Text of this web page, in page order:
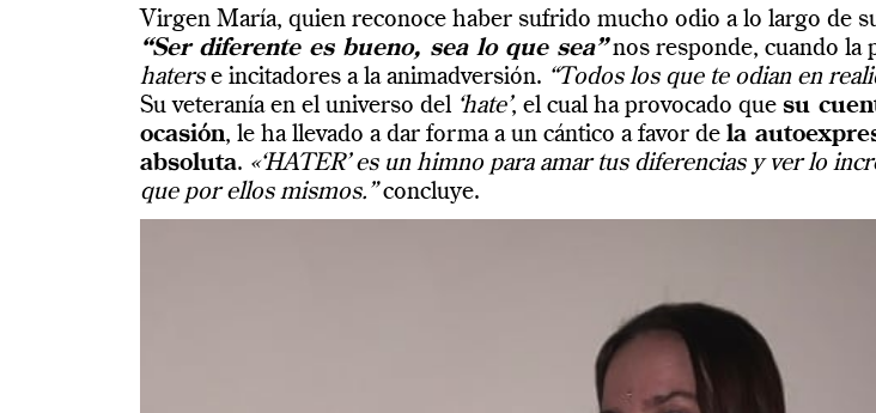
Virgen María, quien reconoce haber sufrido mucho odio a lo largo de
“Ser diferente es bueno, sea lo que sea”nos responde, cuando la
haterse incitadores a la animadversión. “Todos los que te odian en
Su veteranía en el universo del ‘hate’, el cual ha provocado que su
ocasión, le ha llevado a dar forma a un cántico a favor de la
absoluta. «‘HATER’ es un himno para amar tus diferencias y ver lo
que por ellos mismos.”concluye.